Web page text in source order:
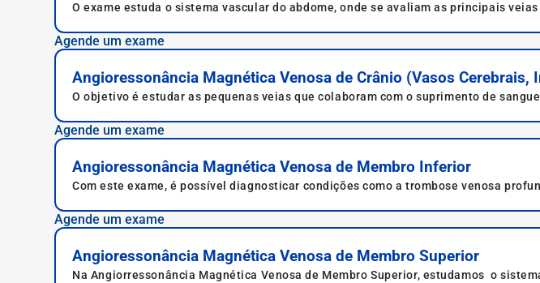
O exame estuda o sistema vascular do abdome, onde se avaliam as principais
Agende um exame
Angioressonância Magnética Venosa de Crânio (Vasos Cerebrais,
O objetivo é estudar as pequenas veias que colaboram com o suprimento de
Agende um exame
Angioressonância Magnética Venosa de Membro Inferior
Com este exame, é possível diagnosticar condições como a trombose venosa
Agende um exame
Angioressonância Magnética Venosa de Membro Superior
Na Angiorressonância Magnética Venosa de Membro Superior, estudamos o